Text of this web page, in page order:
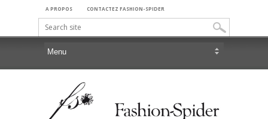
A PROPOS CONTACTEZ FASHION-SPIDER